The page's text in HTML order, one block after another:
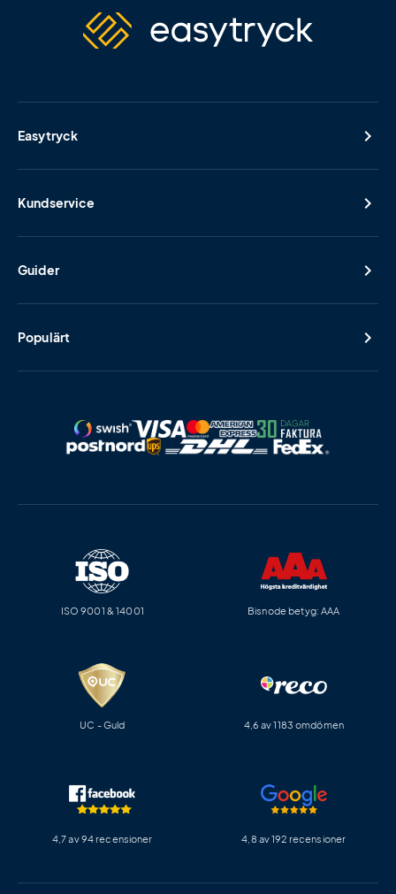
Easytryck
Kundservice
Guider
Populärt
ISO 9001 & 14001 Bisnode betyg: AAA
UC - Guld 4,6 av 1183 omdömen
4,7 av 94 recensioner 4,8 av 192 recensioner